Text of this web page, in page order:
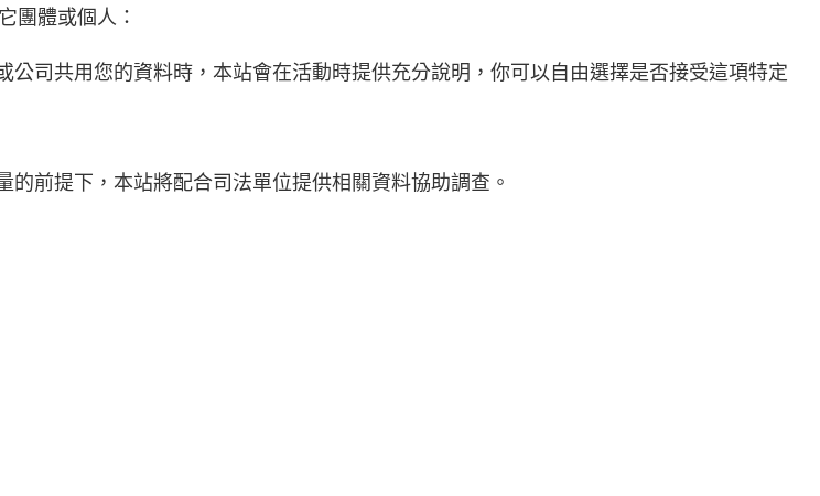
團體或個人：
司共用您的資料時，本站會在活動時提供充分說明，你可以自由選擇是否接受這項特定
前提下，本站將配合司法單位提供相關資料協助調查。